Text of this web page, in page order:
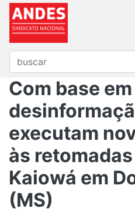
Com base em
executam
às
Kaiowá em
(MS)